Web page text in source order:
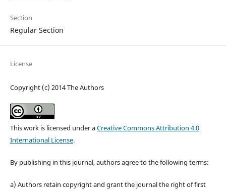
Section
Regular Section
License
Copyright (c) 2014 The Authors
This work is licensed under aCreative Commons Attribution 4.0
International License.
By publishing in this journal, authors agree to the following terms:
a) Authors retain copyright and grant the journal the right of first